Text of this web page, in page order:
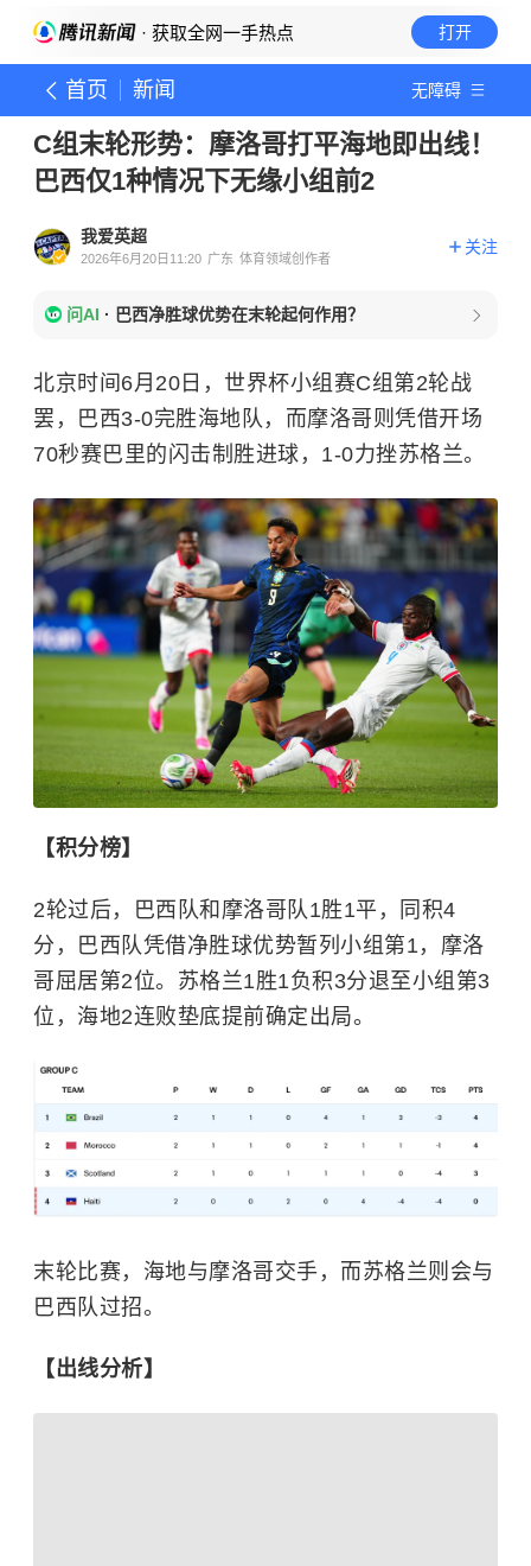
· 获取全网一手热点 打开
首页 新闻 无障碍
C组末轮形势：摩洛哥打平海地即出线！
巴西仅1种情况下无缘小组前2
我爱英超
2026年6月20日11:20 广东 体育领域创作者
关注
问AI · 巴西净胜球优势在末轮起何作用？
北京时间6月20日，世界杯小组赛C组第2轮战
罢，巴西3-0完胜海地队，而摩洛哥则凭借开场
70秒赛巴里的闪击制胜进球，1-0力挫苏格兰。
【积分榜】
2轮过后，巴西队和摩洛哥队1胜1平，同积4
分，巴西队凭借净胜球优势暂列小组第1，摩洛
哥屈居第2位。苏格兰1胜1负积3分退至小组第3
位，海地2连败垫底提前确定出局。
末轮比赛，海地与摩洛哥交手，而苏格兰则会与
巴西队过招。
【出线分析】